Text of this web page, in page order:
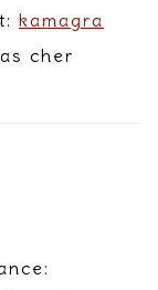
kamagra
cher